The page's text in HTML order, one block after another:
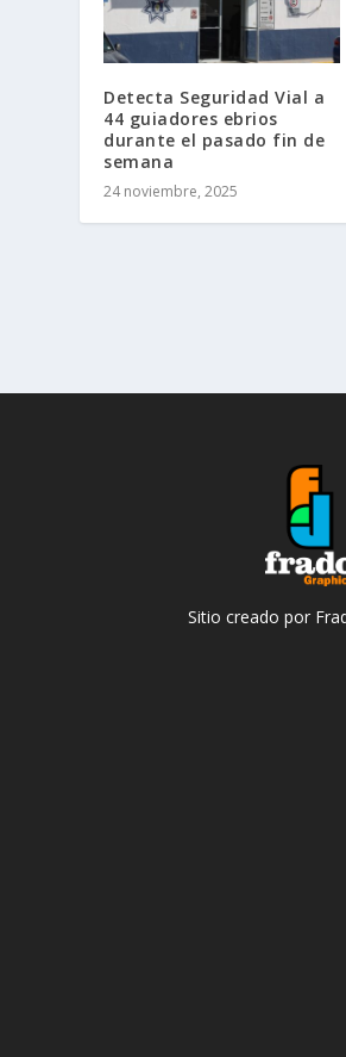
Detecta Seguridad Vial a
44 guiadores ebrios
durante el pasado fin de
semana
24 noviembre, 2025
Sitio creado por